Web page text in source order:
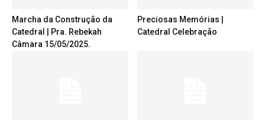
Marcha da Construção da
Catedral | Pra. Rebekah
Câmara 15/05/2025.
Preciosas Memórias |
Catedral Celebração